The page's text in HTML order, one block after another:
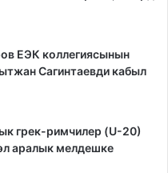
ЕЭК коллегиясынын
Сагинтаевди кабыл
грек-римчилер (U-20)
аралык мелдешке